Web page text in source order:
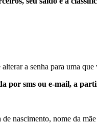
a senha para uma que
por sms ou e-mail, a
de nascimento, nome da